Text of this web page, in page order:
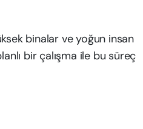
binalar ve yoğun insan
bir çalışma ile bu süreç